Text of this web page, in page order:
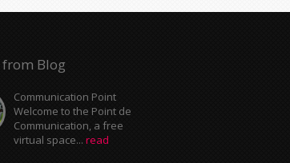
from Blog
Communication Point
Welcome to the Point de
Communication, a free
virtual space... read